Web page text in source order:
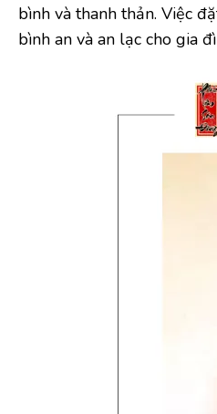
bình và thanh thản. Việc
bình an và an lạc cho gia